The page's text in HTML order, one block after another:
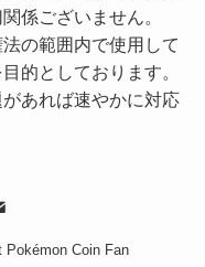
係ございません。
の範囲内で使用して
的としております。
あれば速やかに対応
Pokémon Coin Fan